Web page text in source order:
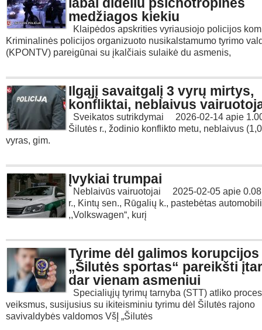
medžiagos kiekiu
Klaipėdos apskrities vyriausiojo policijos
Kriminalinės policijos organizuoto nusikalstamumo tyrimo
(KPONTV) pareigūnai su įkalčiais sulaikė du asmenis,
Ilgąjį savaitgalį 3 vyrų mirtys,
konfliktai, neblaivus
Sveikatos sutrikdymai 2026-02-14 apie
Šilutės r., žodinio konflikto metu, neblaivus
vyras, gim.
Įvykiai trumpai
Neblaivūs vairuotojai 2025-02-05 apie
r., Kintų sen., Rūgalių k., pastebėtas
,,Volkswagen“, kurį
Tyrime dėl galimos korupcijos
„Šilutės sportas“ pareikšti
dar vienam asmeniui
Specialiųjų tyrimų tarnyba (STT) atliko
veiksmus, susijusius su ikiteisminiu tyrimu dėl Šilutės rajono
savivaldybės valdomos VšĮ „Šilutės